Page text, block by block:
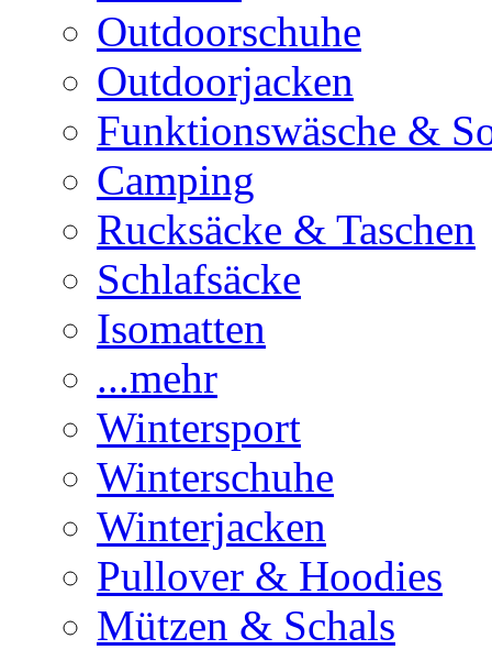
Outdoorschuhe
Outdoorjacken
Funktionswäsche &
Camping
Rucksäcke & Taschen
Schlafsäcke
Isomatten
...mehr
Wintersport
Winterschuhe
Winterjacken
Pullover & Hoodies
Mützen & Schals